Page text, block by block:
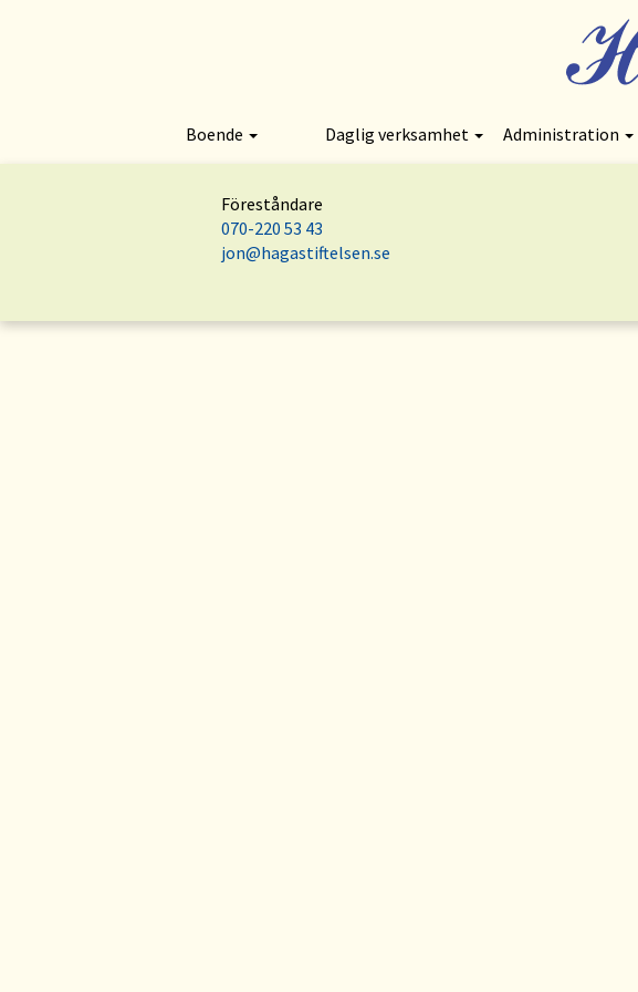
Boende Daglig verksamhet Administration
Föreståndare
070-220 53 43
jon@hagastiftelsen.se